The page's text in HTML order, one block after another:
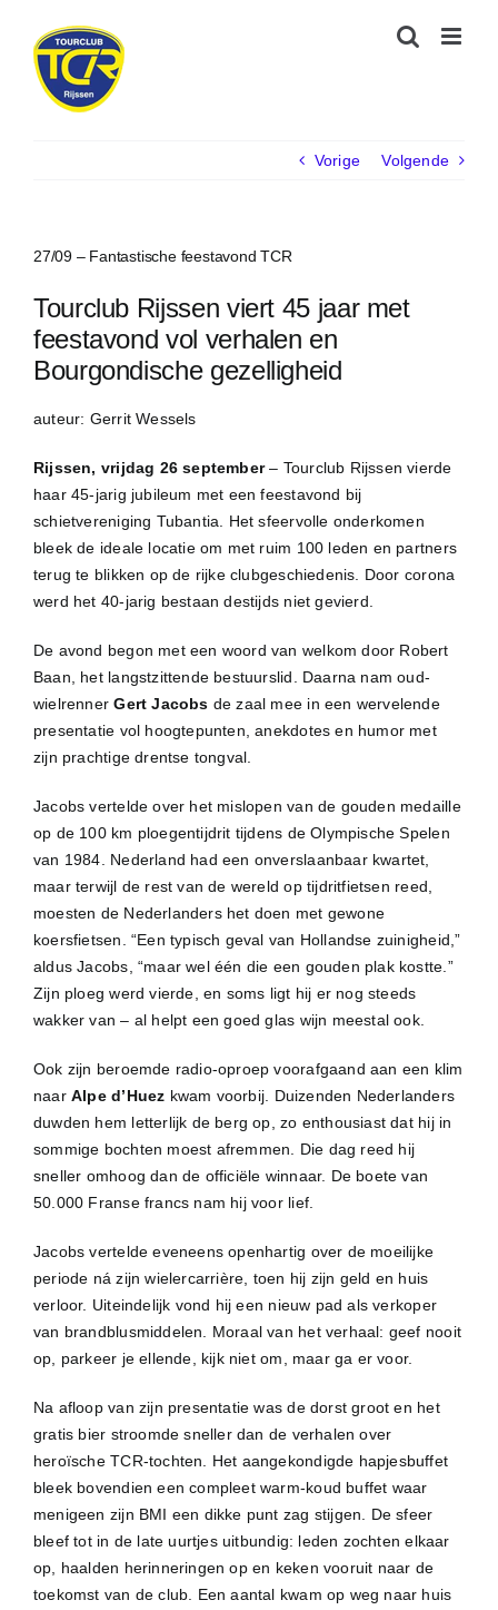
inhoud
Vorige Volgende
27/09 – Fantastische feestavond TCR
Tourclub Rijssen viert 45 jaar met
feestavond vol verhalen en
Bourgondische gezelligheid
auteur: Gerrit Wessels
Rijssen, vrijdag 26 september– Tourclub Rijssen vierde
haar 45-jarig jubileum met een feestavond bij
schietvereniging Tubantia. Het sfeervolle onderkomen
bleek de ideale locatie om met ruim 100 leden en partners
terug te blikken op de rijke clubgeschiedenis. Door corona
werd het 40-jarig bestaan destijds niet gevierd.
De avond begon met een woord van welkom door Robert
Baan, het langstzittende bestuurslid. Daarna nam oud-
wielrennerGert Jacobs de zaal mee in een wervelende
presentatie vol hoogtepunten, anekdotes en humor met
zijn prachtige drentse tongval.
Jacobs vertelde over het mislopen van de gouden medaille
op de 100 km ploegentijdrit tijdens de Olympische Spelen
van 1984. Nederland had een onverslaanbaar kwartet,
maar terwijl de rest van de wereld op tijdritfietsen reed,
moesten de Nederlanders het doen met gewone
koersfietsen. “Een typisch geval van Hollandse zuinigheid,”
aldus Jacobs, “maar wel één die een gouden plak kostte.”
Zijn ploeg werd vierde, en soms ligt hij er nog steeds
wakker van – al helpt een goed glas wijn meestal ook.
Ook zijn beroemde radio-oproep voorafgaand aan een klim
naarAlpe d’Huez kwam voorbij. Duizenden Nederlanders
duwden hem letterlijk de berg op, zo enthousiast dat hij in
sommige bochten moest afremmen. Die dag reed hij
sneller omhoog dan de officiële winnaar. De boete van
50.000 Franse francs nam hij voor lief.
Jacobs vertelde eveneens openhartig over de moeilijke
periode ná zijn wielercarrière, toen hij zijn geld en huis
verloor. Uiteindelijk vond hij een nieuw pad als verkoper
van brandblusmiddelen. Moraal van het verhaal: geef nooit
op, parkeer je ellende, kijk niet om, maar ga er voor.
Na afloop van zijn presentatie was de dorst groot en het
gratis bier stroomde sneller dan de verhalen over
heroïsche TCR-tochten. Het aangekondigde hapjesbuffet
bleek bovendien een compleet warm-koud buffet waar
menigeen zijn BMI een dikke punt zag stijgen. De sfeer
bleef tot in de late uurtjes uitbundig: leden zochten elkaar
op, haalden herinneringen op en keken vooruit naar de
toekomst van de club. Een aantal kwam op weg naar huis